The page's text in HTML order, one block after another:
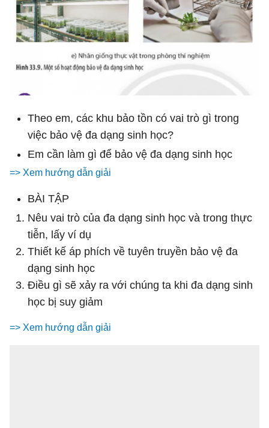
Theo em, các khu bảo tồn có vai trò gì trong
việc bảo vệ đa dạng sinh học?
Em cần làm gì để bảo vệ đa dạng sinh học
=> Xem hướng dẫn giải
BÀI TẬP
Nêu vai trò của đa dạng sinh học và trong thực
tiễn, lấy ví dụ
Thiết kế áp phích về tuyên truyền bảo vệ đa
dạng sinh học
Điều gì sẽ xảy ra với chúng ta khi đa dạng sinh
học bị suy giảm
=> Xem hướng dẫn giải